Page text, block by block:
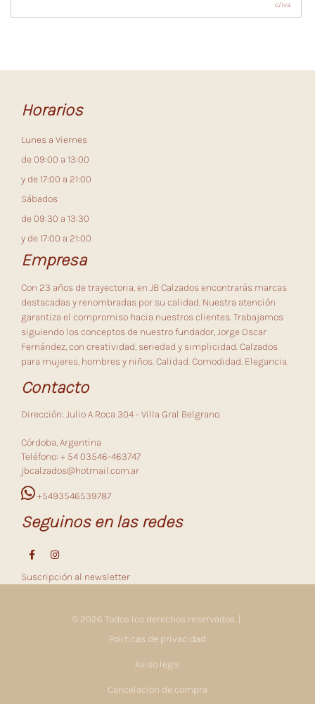
c/iva
Horarios
Lunes a Viernes
de 09:00 a 13:00
y de 17:00 a 21:00
Sábados
de 09:30 a 13:30
y de 17:00 a 21:00
Empresa
Con 23 años de trayectoria, en JB Calzados encontrarás marcas
destacadas y renombradas por su calidad. Nuestra atención
garantiza el compromiso hacia nuestros clientes. Trabajamos
siguiendo los conceptos de nuestro fundador, Jorge Oscar
Fernández, con creatividad, seriedad y simplicidad. Calzados
para mujeres, hombres y niños. Calidad. Comodidad. Elegancia.
Contacto
Dirección: Julio A Roca 304 - Villa Gral Belgrano.
Córdoba, Argentina
Teléfono: + 54 03546-463747
jbcalzados@hotmail.com.ar
+5493546539787
Seguinos en las redes
Suscripción al newsletter
© 2026 Todos los derechos reservados. |
Politicas de privacidad
Aviso legal
Cancelación de compra